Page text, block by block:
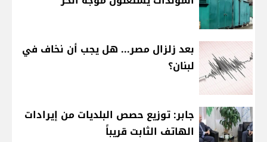
بعد زلزال مصر... هل يجب أن نخاف في
لبنان؟
جابر: توزيع حصص البلديات من إيرادات
الهاتف الثابت قريباً